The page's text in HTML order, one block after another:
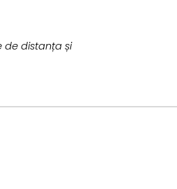
de distanța și